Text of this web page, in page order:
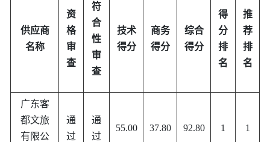
供应商
名称
资
格
审
查
符
合
性
审
查
技术
得分
商务
得分
综合
得分
得
分
排
名
推
荐
排
名
广东客
都文旅
有限公
通
过
通
过
55.00 37.80 92.80 1 1